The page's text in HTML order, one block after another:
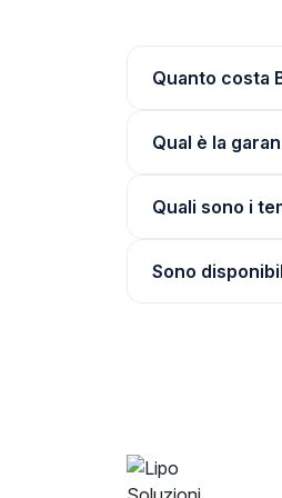
Quanto costa
Qual è la
Quali sono i
Sono